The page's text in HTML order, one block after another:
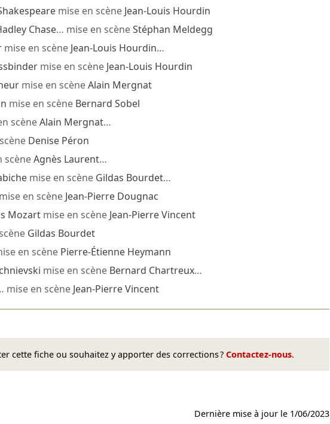
mise en scène Jean-Louis Hourdin
Chase… mise en scèneStéphan Meldegg
mise en scène Jean-Louis Hourdin…
mise en scène Jean-Louis Hourdin
mise en scèneAlain Mergnat
mise en scène Bernard Sobel
scèneAlain Mergnat…
Denise Péron
scèneAgnès Laurent…
mise en scène Gildas Bourdet…
en scène Jean-Pierre Dougnac
Mozartmise en scène Jean-Pierre Vincent
Gildas Bourdet
en scène Pierre-Étienne Heymann
mise en scène Bernard Chartreux…
mise en scène Jean-Pierre Vincent
cette fiche ou souhaitez y apporter des corrections ? Contactez-nous.
Dernière mise à jour le 1/06/2023